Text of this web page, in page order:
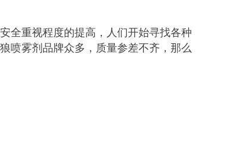
全重视程度的提高，人们开始寻找各种
喷雾剂品牌众多，质量参差不齐，那么